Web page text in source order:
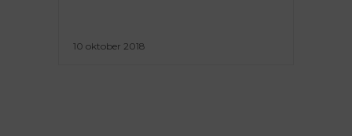
10 oktober 2018